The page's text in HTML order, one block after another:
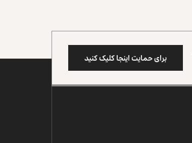
برای حمایت اینجا کلیک کنید